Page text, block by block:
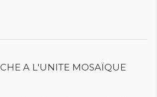
A L'UNITE MOSAÏQUE